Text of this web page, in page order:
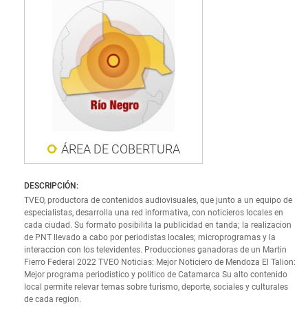
ÁREA DE COBERTURA
DESCRIPCIÓN:
TVEO, productora de contenidos audiovisuales, que junto a un equipo de
especialistas, desarrolla una red informativa, con noticieros locales en
cada ciudad. Su formato posibilita la publicidad en tanda; la realizacion
de PNT llevado a cabo por periodistas locales; microprogramas y la
interaccion con los televidentes. Producciones ganadoras de un Martin
Fierro Federal 2022 TVEO Noticias: Mejor Noticiero de Mendoza El Talion:
Mejor programa periodistico y politico de Catamarca Su alto contenido
local permite relevar temas sobre turismo, deporte, sociales y culturales
de cada region.